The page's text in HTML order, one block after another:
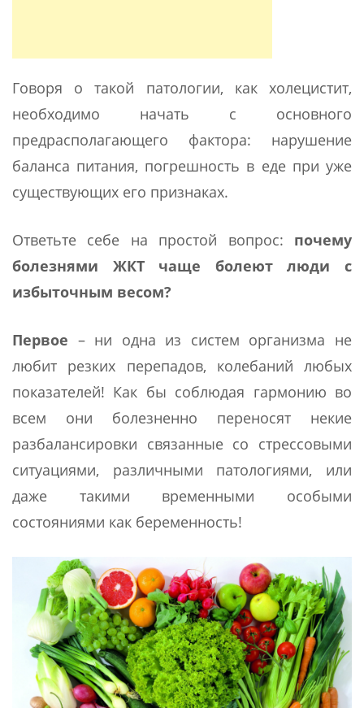
Говоря о такой патологии, как холецистит,
необходимо начать с основного
предрасполагающего фактора: нарушение
баланса питания, погрешность в еде при уже
существующих его признаках.
Ответьте себе на простой вопрос: почему
болезнями ЖКТ чаще болеют люди с
избыточным весом?
Первое – ни одна из систем организма не
любит резких перепадов, колебаний любых
показателей! Как бы соблюдая гармонию во
всем они болезненно переносят некие
разбалансировки связанные со стрессовыми
ситуациями, различными патологиями, или
даже такими временными особыми
состояниями как беременность!